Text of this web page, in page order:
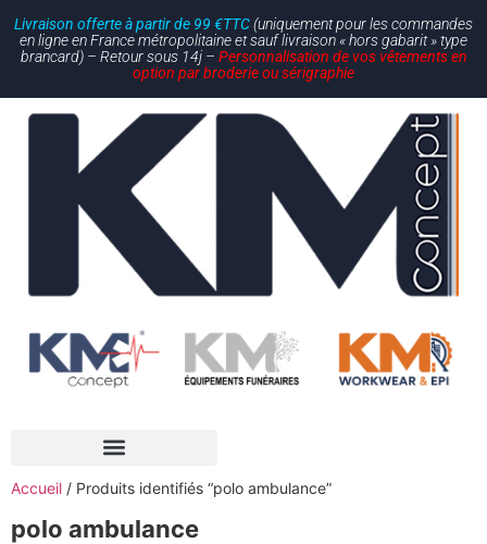
Livraison offerte à partir de 99 €TTC(uniquement pour les commandes
en ligne en France métropolitaine et sauf livraison « hors gabarit » type
brancard) – Retour sous 14j – Personnalisation de vos vêtements en
option par broderie ou sérigraphie
Accueil / Produits identifiés “polo ambulance”
polo ambulance